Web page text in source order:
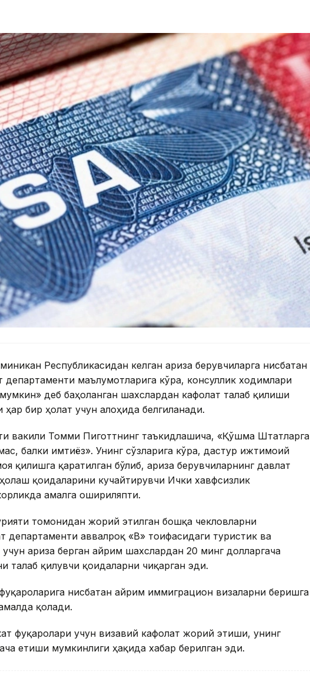
Республикасидан келган ариза берувчиларга нисбатан
маълумотларига кўра, консуллик ходимлари
деб баҳоланган шахслардан кафолат талаб қилиши
бир ҳолат учун алоҳида белгиланади.
вакили Томми Пиготтнинг таъкидлашича, «Қўшма Штатларга
балки имтиёз». Унинг сўзларига кўра, дастур ижтимоий
қилишга қаратилган бўлиб, ариза берувчиларнинг давлат
қоидаларини кучайтирувчи Ички хавфсизлик
амалга ошириляпти.
томонидан жорий этилган бошқа чекловларни
аввалроқ «B» тоифасидаги туристик ва
ариза берган айрим шахслардан 20 минг долларгача
талаб қилувчи қоидаларни чиқарган эди.
нисбатан айрим иммиграцион визаларни беришга
қолади.
фуқаролари учун визавий кафолат жорий этиши, унинг
етиши мумкинлиги ҳақида хабар берилган эди.